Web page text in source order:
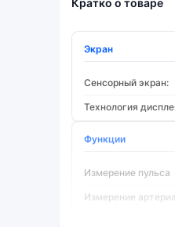
Экран
Сенсорный экран:
Технология
Функции
Измерение пульса
Измерение